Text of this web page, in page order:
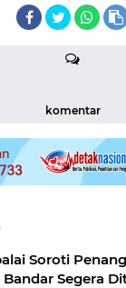
komentar
Soroti
Bandar Segera